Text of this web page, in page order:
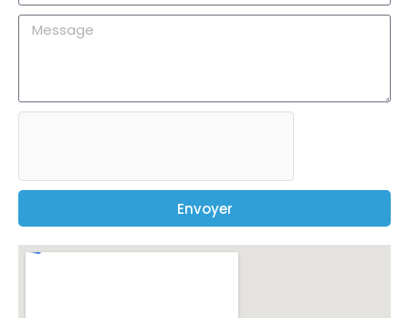
Envoyer